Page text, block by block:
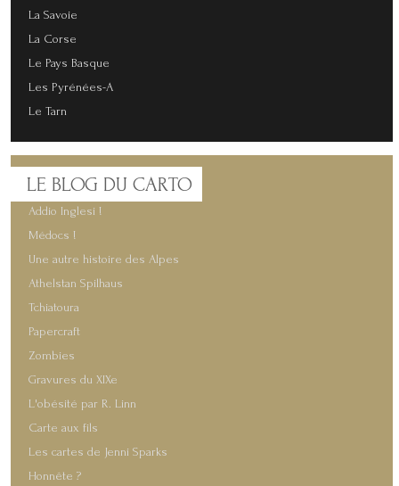
La Savoie
La Corse
Le Pays Basque
Les Pyrénées-A
Le Tarn
LE BLOG DU CARTO
Addio Inglesi !
Médocs !
Une autre histoire des Alpes
Athelstan Spilhaus
Tchiatoura
Papercraft
Zombies
Gravures du XIXe
L'obésité par R. Linn
Carte aux fils
Les cartes de Jenni Sparks
Honnête ?